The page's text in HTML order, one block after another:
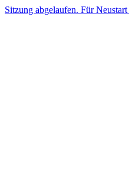
Sitzung abgelaufen. Für